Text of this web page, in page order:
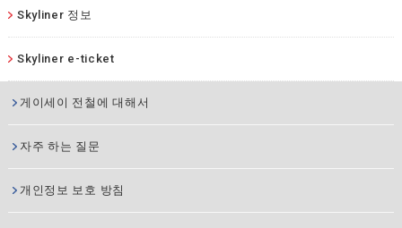
Skyliner 정보
Skyliner e-ticket
게이세이 전철에 대해서
자주 하는 질문
개인정보 보호 방침